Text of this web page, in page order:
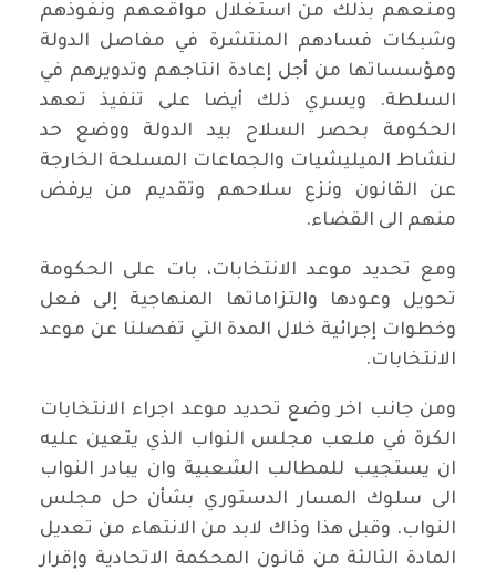
ومنعهم بذلك من استغلال مواقعهم ونفوذهم
وشبكات فسادهم المنتشرة في مفاصل الدولة
ومؤسساتها من أجل إعادة انتاجهم وتدويرهم في
السلطة. ويسري ذلك أيضا على تنفيذ تعهد
الحكومة بحصر السلاح بيد الدولة ووضع حد
لنشاط الميليشيات والجماعات المسلحة الخارجة
عن القانون ونزع سلاحهم وتقديم من يرفض
منهم الى القضاء.
ومع تحديد موعد الانتخابات، بات على الحكومة
تحويل وعودها والتزاماتها المنهاجية إلى فعل
وخطوات إجرائية خلال المدة التي تفصلنا عن موعد
الانتخابات.
ومن جانب اخر وضع تحديد موعد اجراء الانتخابات
الكرة في ملعب مجلس النواب الذي يتعين عليه
ان يستجيب للمطالب الشعبية وان يبادر النواب
الى سلوك المسار الدستوري بشأن حل مجلس
النواب. وقبل هذا وذاك لابد من الانتهاء من تعديل
المادة الثالثة من قانون المحكمة الاتحادية وإقرار